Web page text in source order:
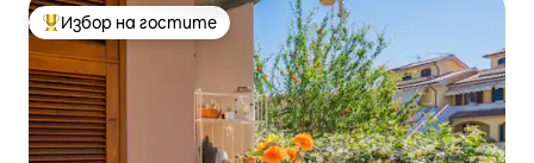
Най-популярен избор на гостите
Избор на гостите